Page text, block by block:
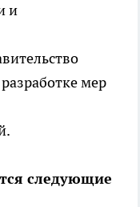
и
мер
следующие